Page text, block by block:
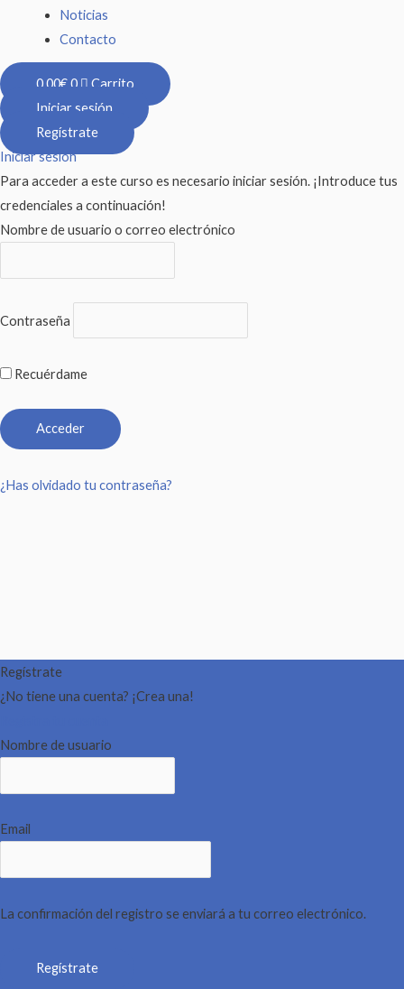
Noticias
Contacto
0,00€0
Carrito
Iniciar sesión
Regístrate
Iniciar sesión
Para acceder a este curso es necesario iniciar sesión. ¡Introduce tus
credenciales a continuación!
Nombre de usuario o correo electrónico
Contraseña
Recuérdame
¿Has olvidado tu contraseña?
Regístrate
¿No tiene una cuenta? ¡Crea una!
Nombre de usuario
Email
La confirmación del registro se enviará a tu correo electrónico.